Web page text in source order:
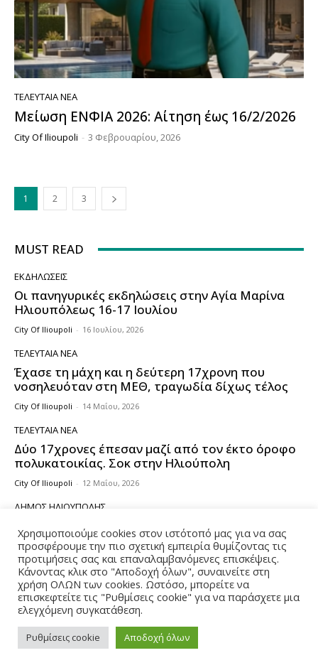
ΤΕΛΕΥΤΑΊΑ ΝΈΑ
Μείωση ΕΝΦΙΑ 2026: Αίτηση έως 16/2/2026
City Of Ilioupoli - 3 Φεβρουαρίου, 2026
1 2 3
MUST READ
ΕΚΔΗΛΏΣΕΙΣ
Οι πανηγυρικές εκδηλώσεις στην Αγία Μαρίνα
Ηλιουπόλεως 16-17 Ιουλίου
City Of Ilioupoli - 16 Ιουλίου, 2026
ΤΕΛΕΥΤΑΊΑ ΝΈΑ
Έχασε τη μάχη και η δεύτερη 17χρονη που
νοσηλευόταν στη ΜΕΘ, τραγωδία δίχως τέλος
City Of Ilioupoli - 14 Μαΐου, 2026
ΤΕΛΕΥΤΑΊΑ ΝΈΑ
Δύο 17χρονες έπεσαν μαζί από τον έκτο όροφο
πολυκατοικίας. Σοκ στην Ηλιούπολη
City Of Ilioupoli - 12 Μαΐου, 2026
ΔΉΜΟΣ ΗΛΙΟΎΠΟΛΗΣ
Έκθεση Εικαστικών Δημιουργιών 2ο Γυμνάσιο
Ηλιούπολης, «Έργα Ανακύκλωσης 2025–2026»
City Of Ilioupoli - 12 Μαΐου, 2026
ΔΉΜΟΣ ΗΛΙΟΎΠΟΛΗΣ
Στη διάθεση Δημοτών ΤΟ ΝΕΟ ΨΗΦΙΑΚΟ
ΕΡΓΑΛΕΙΟ ΕΞΥΠΗΡΕΤΗΣΗΣ του Δήμου
Ηλιούπολης
City Of Ilioupoli - 17 Φεβρουαρίου, 2026
Χρησιμοποιούμε cookies στον ιστότοπό μας για να σας
προσφέρουμε την πιο σχετική εμπειρία θυμίζοντας τις
προτιμήσεις σας και επαναλαμβανόμενες επισκέψεις.
Κάνοντας κλικ στο "Αποδοχή όλων", συναινείτε στη
χρήση ΟΛΩΝ των cookies. Ωστόσο, μπορείτε να
επισκεφτείτε τις "Ρυθμίσεις cookie" για να παράσχετε μια
ελεγχόμενη συγκατάθεση.
Ρυθμίσεις cookie Αποδοχή όλων